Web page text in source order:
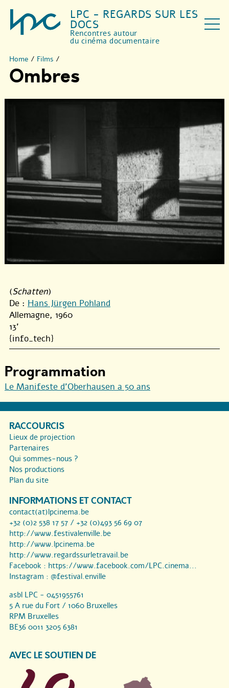
LPC - REGARDS SUR LES
DOCS
Rencontres autour
du cinéma documentaire
Home / Films /
Ombres
(Schatten)
De : Hans Jürgen Pohland
Allemagne, 1960
13'
{info_tech}
Programmation
Le Manifeste d’Oberhausen a 50 ans
RACCOURCIS
Lieux de projection
Partenaires
Qui sommes-nous ?
Nos productions
Plan du site
INFORMATIONS ET CONTACT
contact(at)lpcinema.be
+32 (0)2 538 17 57 / +32 (0)493 56 69 07
http://www.festivalenville.be
http://www.lpcinema.be
http://www.regardssurletravail.be
Facebook : https://www.facebook.com/LPC.cinema...
Instagram : @festival.enville
asbl LPC - 0451955761
5 A rue du Fort / 1060 Bruxelles
RPM Bruxelles
BE36 0011 3205 6381
AVEC LE SOUTIEN DE